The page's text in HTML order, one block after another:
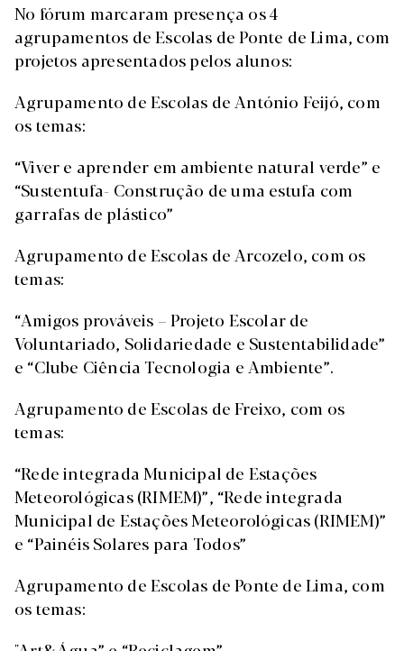
No fórum marcaram presença os 4
agrupamentos de Escolas de Ponte de Lima, com
projetos apresentados pelos alunos:
Agrupamento de Escolas de António Feijó, com
os temas:
“Viver e aprender em ambiente natural verde” e
“Sustentufa- Construção de uma estufa com
garrafas de plástico”
Agrupamento de Escolas de Arcozelo, com os
temas:
“Amigos prováveis – Projeto Escolar de
Voluntariado, Solidariedade e Sustentabilidade”
e “Clube Ciência Tecnologia e Ambiente”.
Agrupamento de Escolas de Freixo, com os
temas:
“Rede integrada Municipal de Estações
Meteorológicas (RIMEM)”, “Rede integrada
Municipal de Estações Meteorológicas (RIMEM)”
e “Painéis Solares para Todos”
Agrupamento de Escolas de Ponte de Lima, com
os temas: